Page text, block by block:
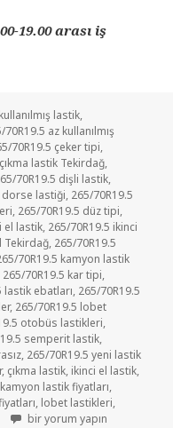
19.00 arası iş
lastik,
70R19.5 az kullanılmış
70R19.5 çeker tipi,
lastik Tekirdağ,
70R19.5 dişli lastik,
dorse lastiği, 265/70R19.5
, 265/70R19.5 düz tipi,
el lastik, 265/70R19.5 ikinci
Tekirdağ, 265/70R19.5
70R19.5 kamyon lastik
265/70R19.5 kar tipi,
lastik ebatları, 265/70R19.5
, 265/70R19.5 lobet
otobüs lastikleri,
semperit lastik,
, 265/70R19.5 yeni lastik
, çıkma lastik, ikinci el lastik,
kamyon lastik fiyatları,
, lobet lastikleri,
265/70R19.5 AZ
bir yorum yapın